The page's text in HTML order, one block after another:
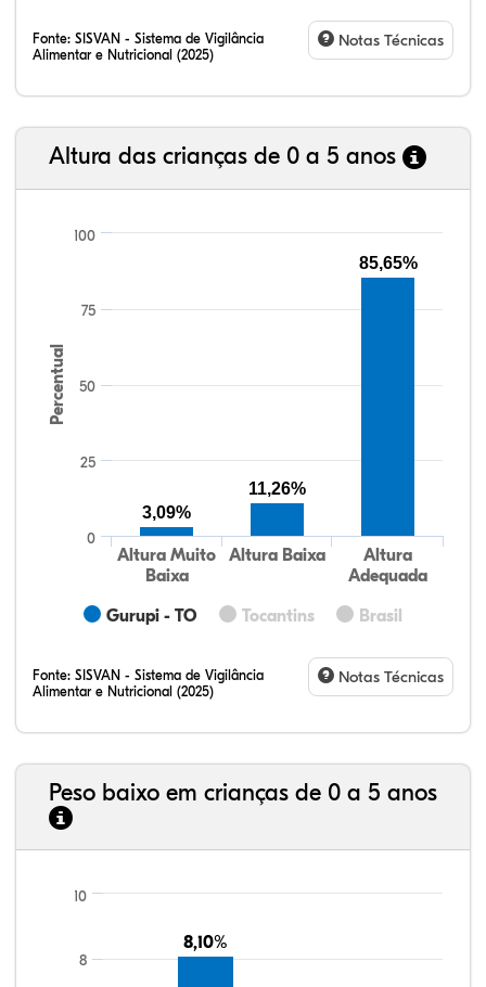
Fonte: SISVAN - Sistema de Vigilância
Alimentar e Nutricional (2025)
Notas Técnicas
Altura das crianças de 0 a 5 anos
Percentual
Gurupi - TO Tocantins Brasil
Altura Muito
Baixa
Altura Baixa
Altura
Adequada
0
100
25
50
75
3,09%
11,26%
85,65%
Fonte: SISVAN - Sistema de Vigilância
Alimentar e Nutricional (2025)
Notas Técnicas
Peso baixo em crianças de 0 a 5 anos
8,10%
8,10%
8
10